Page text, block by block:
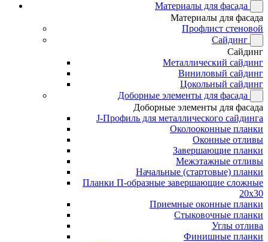
Материалы для фасада
Материалы для фасада
Профлист стеновой
Сайдинг
Сайдинг
Металлический сайдинг
Виниловый сайдинг
Цокольный сайдинг
Доборные элементы для фасада
Доборные элементы для фасада
J-Профиль для металлического сайдинга
Околооконные планки
Оконные отливы
Завершающие планки
Межэтажные отливы
Начальные (стартовые) планки
Планки П-образные завершающие сложные
20x30
Приемные оконные планки
Стыковочные планки
Углы отлива
Финишные планки